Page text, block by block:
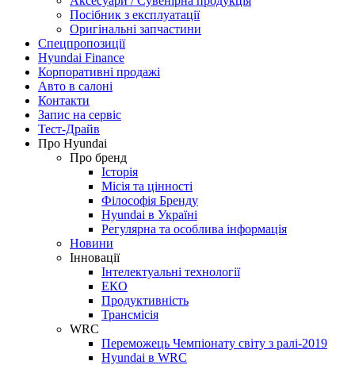
Посібник з експлуатації
Оригінальні запчастини
Спецпропозиції
Hyundai Finance
Корпоративні продажі
Авто в салоні
Контакти
Запис на сервіс
Тест-Драйв
Про Hyundai
Про бренд
Історія
Місія та цінності
Філософія Бренду
Hyundai в Україні
Регулярна та особлива інформація
Новини
Інновації
Інтелектуальні технології
ЕКО
Продуктивність
Трансмісія
WRC
Переможець Чемпіонату світу з ралі-2019
Hyundai в WRC